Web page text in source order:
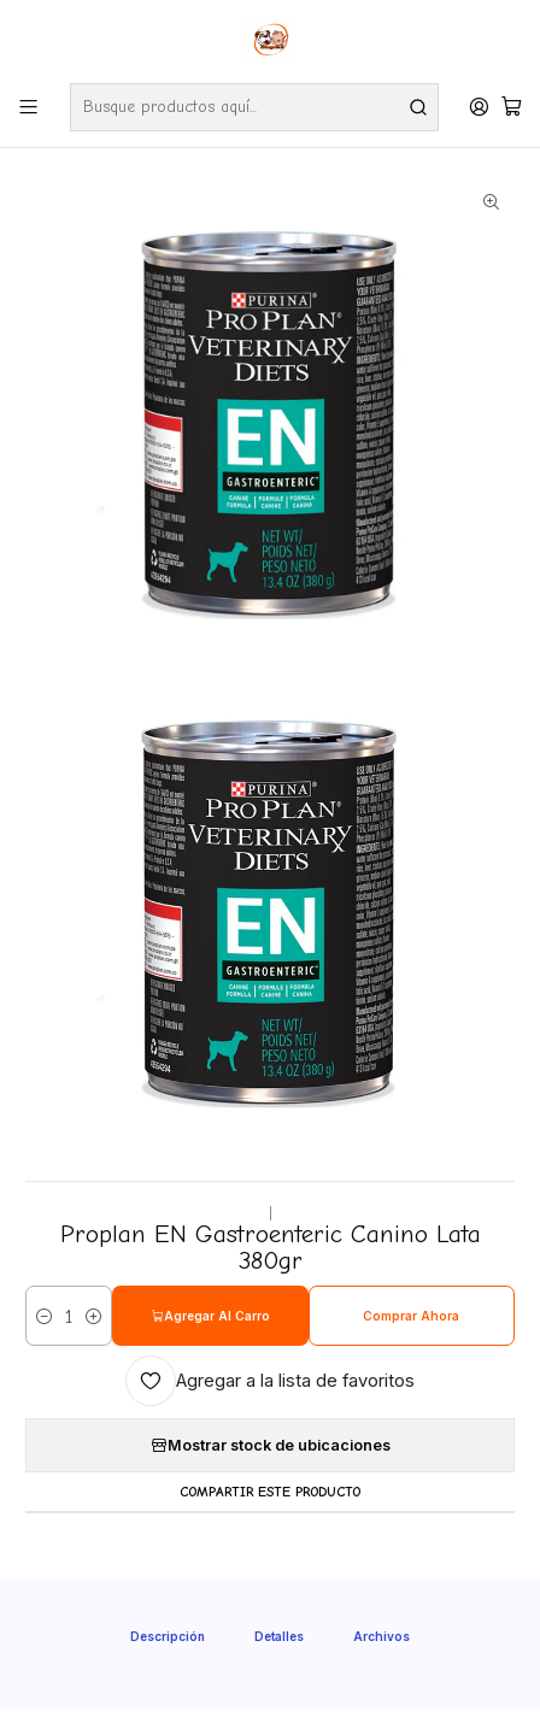
Envíos gratuitos por compras desde $24.990 en la RM (Comunas informadas
Ve nuestras zonas de cobertura diaria.
Farmacia Perro Proplan EN Gastroenteric Canino Lata 380gr
Proplan EN Gastroenteric Canino Lata
380gr
Cantidad
Agregar Al Carro Comprar Ahora
Agregar a la lista de favoritos
Mostrar stock de ubicaciones
COMPARTIR ESTE PRODUCTO
Descripción Detalles Archivos